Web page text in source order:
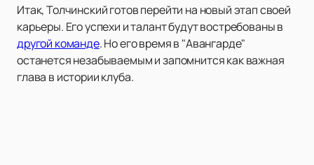
Итак, Толчинский готов перейти на новый этап своей
карьеры. Его успехи и талант будут востребованы в
другой команде. Но его время в "Авангарде"
останется незабываемым и запомнится как важная
глава в истории клуба.